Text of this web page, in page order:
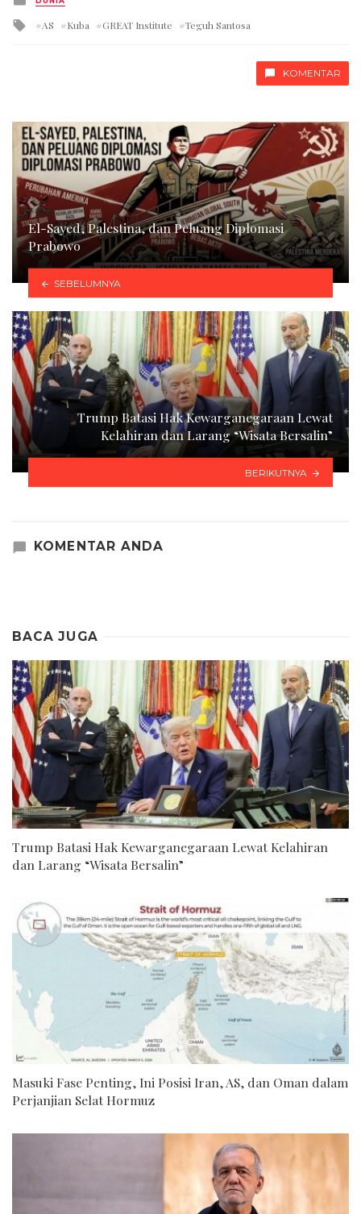
in
Tagged
AS Kuba GREAT Institute Teguh Santosa
KOMENTAR
El-Sayed, Palestina, dan Peluang Diplomasi
Prabowo
SEBELUMNYA
Trump Batasi Hak Kewarganegaraan Lewat
Kelahiran dan Larang “Wisata Bersalin”
BERIKUTNYA
KOMENTAR ANDA
BACA JUGA
Trump Batasi Hak Kewarganegaraan Lewat Kelahiran
dan Larang “Wisata Bersalin”
Masuki Fase Penting, Ini Posisi Iran, AS, dan Oman dalam
Perjanjian Selat Hormuz